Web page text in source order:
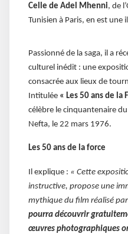
Celle de Adel Mhenni, de
Tunisien à Paris, en est
Passionné de la saga, il a
culturel inédit : une
consacrée aux lieux de
Intitulée « Les 50 ans de la
célèbre le cinquantenaire
Nefta, le 22 mars 1976.
Les 50 ans de la force
Il explique : « Cette
instructive, propose une
mythique du film réalisé par
pourra découvrir
œuvres photographiques